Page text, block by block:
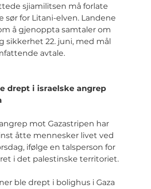
sjiamilitsen må forlate
sør for Litani-elven. Landene
å gjenoppta samtaler om
sikkerhet 22. juni, med mål
avtale.
drept i israelske angrep
mot Gazastripen har
åtte mennesker livet ved
ifølge en talsperson for
i det palestinske territoriet.
ble drept i bolighus i Gaza